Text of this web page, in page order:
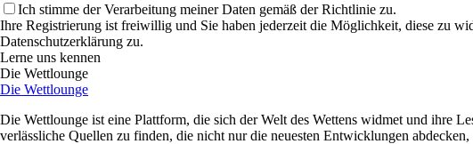
Ich stimme der Verarbeitung meiner Daten gemäß der Richtlinie zu.
Ihre Registrierung ist freiwillig und Sie haben jederzeit die Möglichkeit, diese zu
Datenschutzerklärung zu.
Lerne uns kennen
Die Wettlounge
Die Wettlounge
Die Wettlounge ist eine Plattform, die sich der Welt des Wettens widmet und ihre
verlässliche Quellen zu finden, die nicht nur die neuesten Entwicklungen